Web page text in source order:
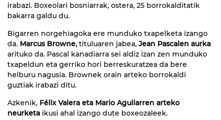
irabazi. Boxeolari bosniarrak, ostera, 25 borrokalditatik
bakarra galdu du.
Bigarren norgehiagoka ere munduko txapelketa izango
da. Marcus Browne, tituluaren jabea, Jean Pascalen aurka
arituko da. Pascal kanadiarra sei aldiz izan zen munduko
txapeldun eta gerriko hori berreskuratzea da bere
helburu nagusia. Brownek orain arteko borrokaldi
guztiak irabazi ditu.
Azkenik, Félix Valera eta Mario Aguilarren arteko
neurketa ikusi ahal izango dute boxeozaleek.